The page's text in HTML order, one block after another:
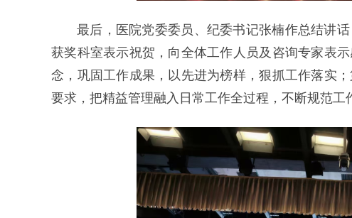
最后，医院党委委员、纪委书记张楠作总结讲
获奖科室表示祝贺，向全体工作人员及咨询专家表
念，巩固工作成果，以先进为榜样，狠抓工作落实
要求，把精益管理融入日常工作全过程，不断规范工